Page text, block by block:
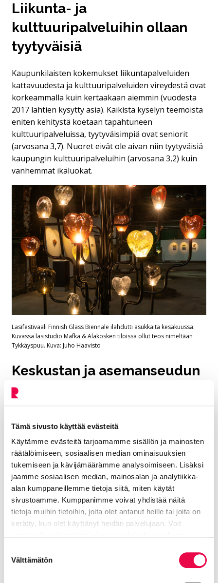
Tämä sivusto käyttää evästeitä
Käytämme evästeitä tarjoamamme sisällön ja mainosten
räätälöimiseen, sosiaalisen median ominaisuuksien
tukemiseen ja kävijämäärämme analysoimiseen. Lisäksi
jaamme sosiaalisen median, mainosalan ja analytiikka-
alan kumppaneillemme tietoja siitä, miten käytät
sivustoamme. Kumppanimme voivat yhdistää näitä
tietoja muihin tietoihin, joita olet antanut heille tai joita on
kerätty, kun olet käyttänyt heidän palvelujaan. Voit
valinta
Välttämätön
Liikunta- ja
kulttuuripalveluihin ollaan
tyytyväisiä
Kaupunkilaisten kokemukset liikuntapalveluiden
kattavuudesta ja kulttuuripalveluiden vireydestä ovat
korkeammalla kuin kertaakaan aiemmin (vuodesta
2017 lähtien kysytty asia). Kaikista kyselyn teemoista
eniten kehitystä koetaan tapahtuneen
kulttuuripalveluissa, tyytyväisimpiä ovat seniorit
(arvosana 3,7). Nuoret eivät ole aivan niin tyytyväisiä
kaupungin kulttuuripalveluihin (arvosana 3,2) kuin
vanhemmat ikäluokat.
Lasifestivaali Finnish Glass Biennale ilahdutti asukkaita kesäkuussa.
Kuvassa lasistudio Mafka & Alakosken tiloissa ollut teos nimeltään
Tykkäyspuu. Kuva: Juho Haavisto
Keskustan ja asemanseudun
palveluihin toivotaan
parannusta
houkuttelevat viihtymään, sai kyselyn heikoimman
arvosanan (2,5). Tulokset paranivat hieman kahden
vuoden takaisesta, mutta keskustan ja
asemanseudun palveluihin toivotaan vielä
merkittävästi parannusta. Tyytymättömimpiä ovat
yrittäjät.
Kyselyn tulokset antavat tukea sille, että Riihimäen